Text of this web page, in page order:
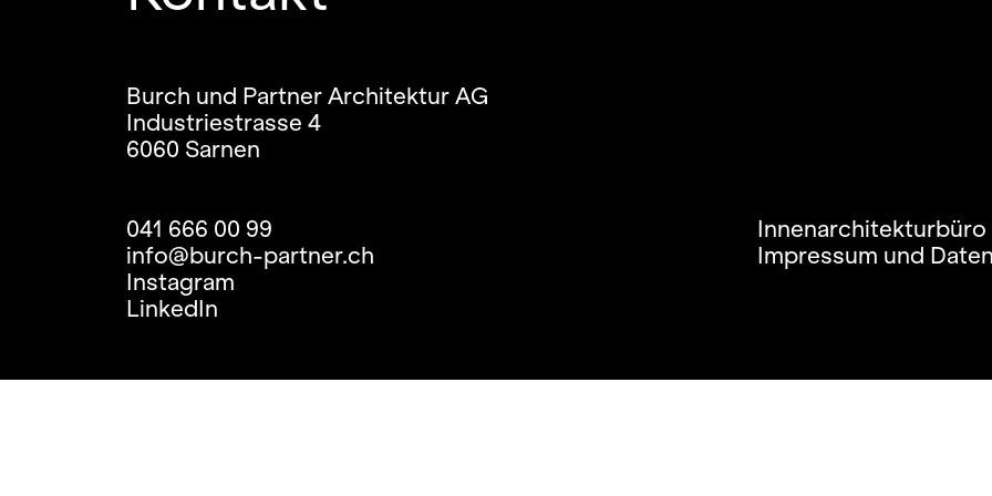
Burch und Partner Architektur AG
Industriestrasse 4
6060 Sarnen
041 666 00 99
info@burch-partner.ch
Instagram
LinkedIn
Innenarchitekturbüro
Impressum und